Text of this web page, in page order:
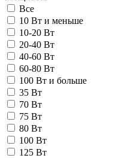
Все
10 Вт и меньше
10-20 Вт
20-40 Вт
40-60 Вт
60-80 Вт
100 Вт и больше
35 Вт
70 Вт
75 Вт
80 Вт
100 Вт
125 Вт